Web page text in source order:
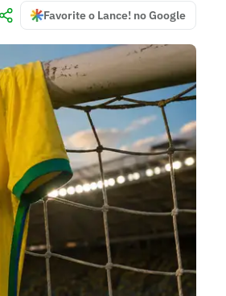
Favorite o Lance! no Google